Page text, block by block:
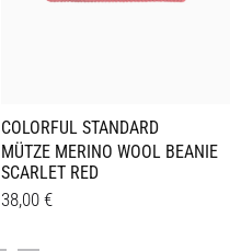
COLORFUL STANDARD
MÜTZE MERINO WOOL BEANIE
SCARLET RED
38,00 €